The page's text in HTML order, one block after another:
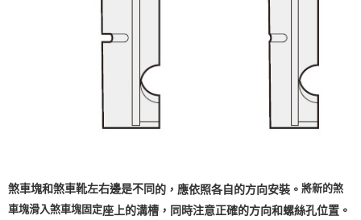
煞車塊和煞車靴左右邊是不同的，應依照各自的方向安裝。 將新的煞
車塊滑入煞車塊固定座上的溝槽，同時注意正確的方向和螺絲孔位置。